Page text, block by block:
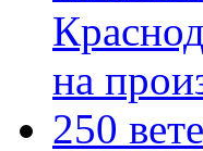
на
250